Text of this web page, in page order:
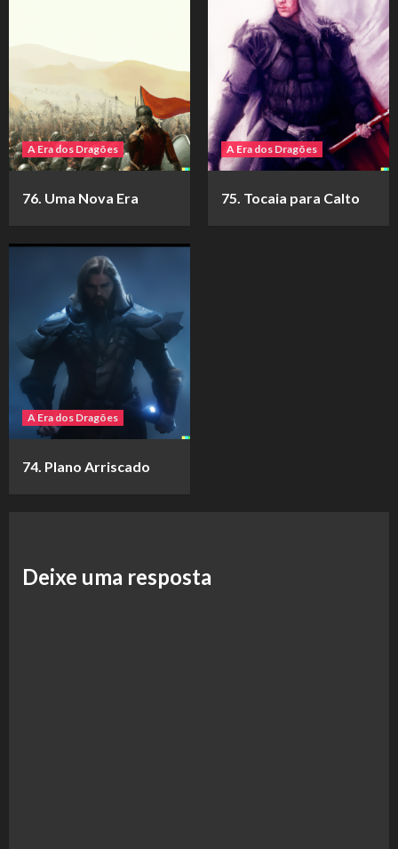
A Era dos Dragões
76. Uma Nova Era
A Era dos Dragões
75. Tocaia para Calto
A Era dos Dragões
74. Plano Arriscado
Deixe uma resposta